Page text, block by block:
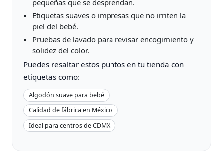
pequeñas que se desprendan.
Etiquetas suaves o impresas que no irriten la
piel del bebé.
Pruebas de lavado para revisar encogimiento y
solidez del color.
Puedes resaltar estos puntos en tu tienda con
etiquetas como:
Algodón suave para bebé
Calidad de fábrica en México
Ideal para centros de CDMX